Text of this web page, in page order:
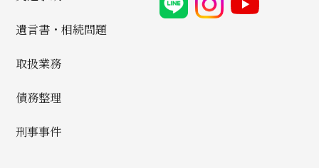
遺言書・相続問題
取扱業務
債務整理
刑事事件